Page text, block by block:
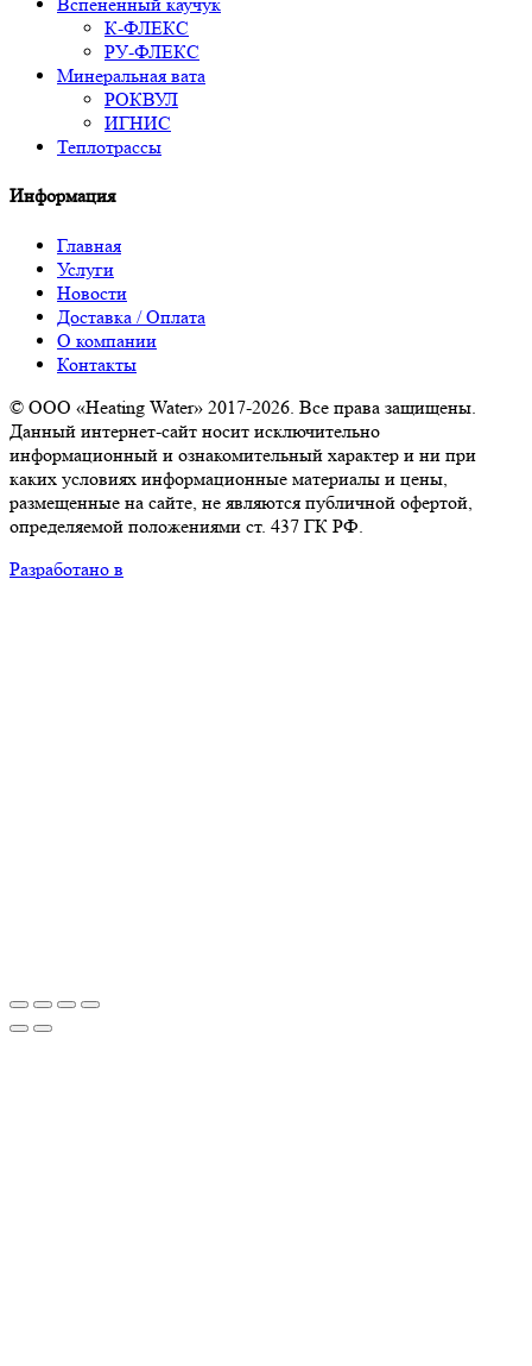
К-ФЛЕКС
РУ-ФЛЕКС
Минеральная вата
РОКВУЛ
ИГНИС
Теплотрассы
Информация
Главная
Услуги
Новости
Доставка / Оплата
О компании
Контакты
© ООО «Heating Water» 2017-2026. Все права защищены.
Данный интернет-сайт носит исключительно
информационный и ознакомительный характер и ни при
каких условиях информационные материалы и цены,
размещенные на сайте, не являются публичной офертой,
определяемой положениями ст. 437 ГК РФ.
Разработано в